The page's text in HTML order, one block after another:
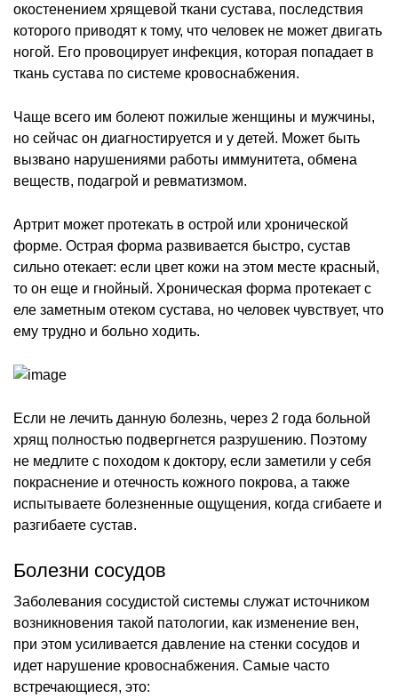
окостенением хрящевой ткани сустава, последствия
которого приводят к тому, что человек не может двигать
ногой. Его провоцирует инфекция, которая попадает в
ткань сустава по системе кровоснабжения.
Чаще всего им болеют пожилые женщины и мужчины,
но сейчас он диагностируется и у детей. Может быть
вызвано нарушениями работы иммунитета, обмена
веществ, подагрой и ревматизмом.
Артрит может протекать в острой или хронической
форме. Острая форма развивается быстро, сустав
сильно отекает: если цвет кожи на этом месте красный,
то он еще и гнойный. Хроническая форма протекает с
еле заметным отеком сустава, но человек чувствует, что
ему трудно и больно ходить.
Если не лечить данную болезнь, через 2 года больной
хрящ полностью подвергнется разрушению. Поэтому
не медлите с походом к доктору, если заметили у себя
покраснение и отечность кожного покрова, а также
испытываете болезненные ощущения, когда сгибаете и
разгибаете сустав.
Болезни сосудов
Заболевания сосудистой системы служат источником
возникновения такой патологии, как изменение вен,
при этом усиливается давление на стенки сосудов и
идет нарушение кровоснабжения. Самые часто
встречающиеся, это: